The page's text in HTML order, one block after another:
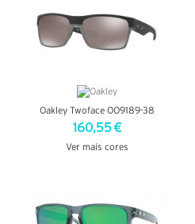
Oakley Twoface OO9189-38
160,55 €
Ver mais cores